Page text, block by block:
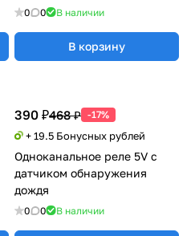
освещенности
0 0 В наличии
В корзину
390 ₽468 ₽ -17%
+ 19.5 Бонусных рублей
Одноканальное реле 5V с
датчиком обнаружения
дождя
0 0 В наличии